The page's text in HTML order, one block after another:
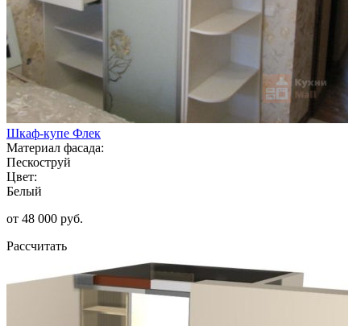
Шкаф-купе Флек
Материал фасада:
Пескоструй
Цвет:
Белый
от 48 000 руб.
Рассчитать